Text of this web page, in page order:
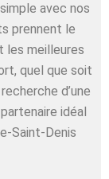
avec nos
prennent le
les meilleures
quel que soit
d’une
idéal
Saint-Denis